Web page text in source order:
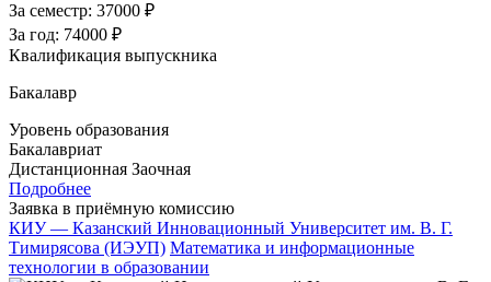
За семестр: 37000 ₽
За год: 74000 ₽
Квалификация выпускника
Бакалавр
Уровень образования
Бакалавриат
Дистанционная Заочная
Подробнее
Заявка в приёмную комиссию
КИУ — Казанский Инновационный Университет им. В. Г.
Тимирясова (ИЭУП) Математика и информационные
технологии в образовании